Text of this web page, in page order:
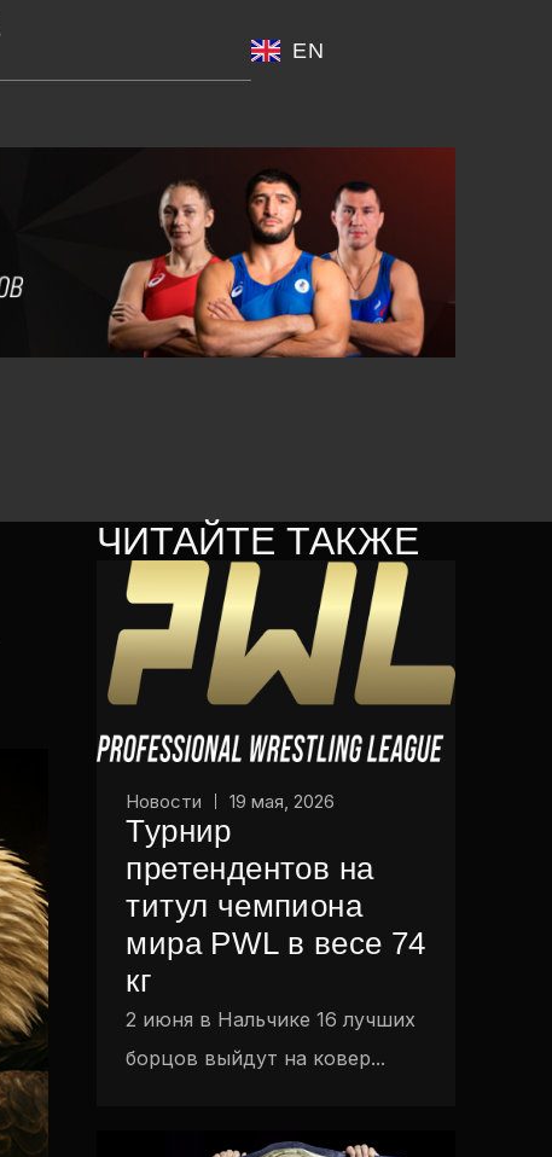
EN
ЧИТАЙТЕ ТАКЖЕ
Новости 19 мая, 2026
Турнир
претендентов на
титул чемпиона
мира PWL в весе 74
кг
2 июня в Нальчике 16 лучших
борцов выйдут на ковер...